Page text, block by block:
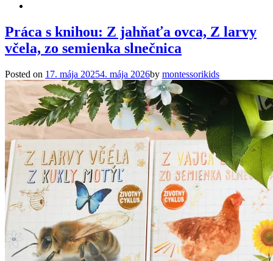
Práca s knihou: Z jahňaťa ovca, Z larvy
včela, zo semienka slnečnica
Posted on 17. mája 20254. mája 2026by montessorikids